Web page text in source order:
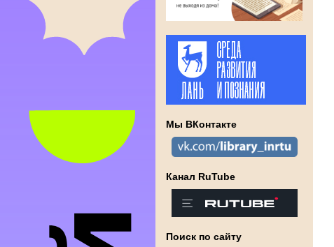
Мы ВКонтакте
Канал RuTube
Поиск по сайту